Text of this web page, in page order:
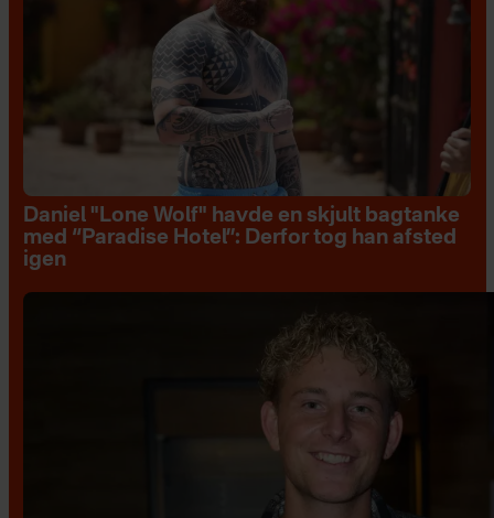
Daniel "Lone Wolf" havde en skjult bagtanke
med “Paradise Hotel”: Derfor tog han afsted
igen